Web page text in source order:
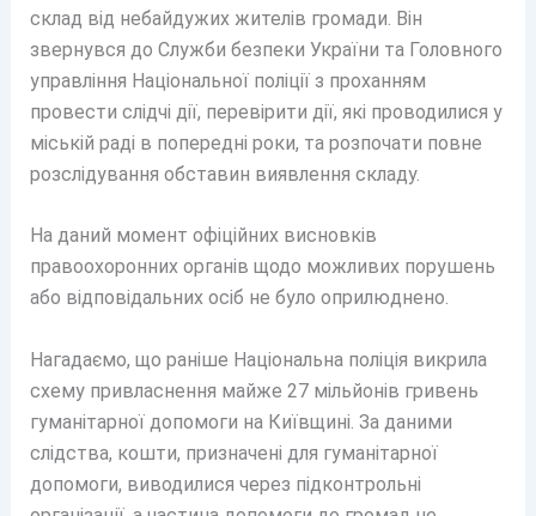
склад від небайдужих жителів громади. Він
звернувся до Служби безпеки України та Головного
управління Національної поліції з проханням
провести слідчі дії, перевірити дії, які проводилися у
міській раді в попередні роки, та розпочати повне
розслідування обставин виявлення складу.
На даний момент офіційних висновків
правоохоронних органів щодо можливих порушень
або відповідальних осіб не було оприлюднено.
Нагадаємо, що раніше Національна поліція викрила
схему привласнення майже 27 мільйонів гривень
гуманітарної допомоги на Київщині. За даними
слідства, кошти, призначені для гуманітарної
допомоги, виводилися через підконтрольні